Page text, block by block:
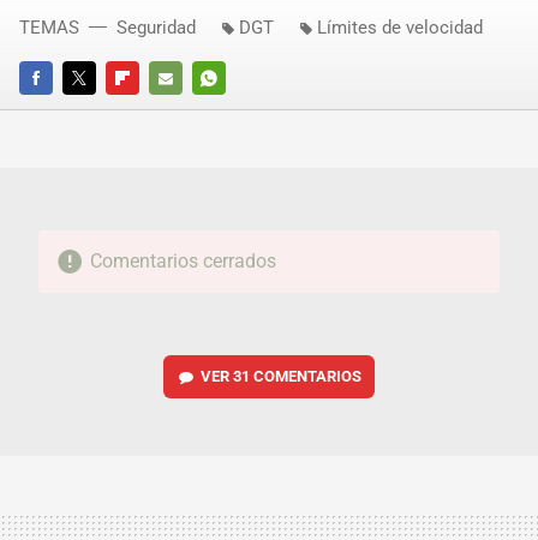
FACEBOOKTWITTERFLIPBOARD
E-
WHATSAPP
TEMAS Seguridad DGT Límites de velocidad
Comentarios cerrados
VER 31 COMENTARIOS